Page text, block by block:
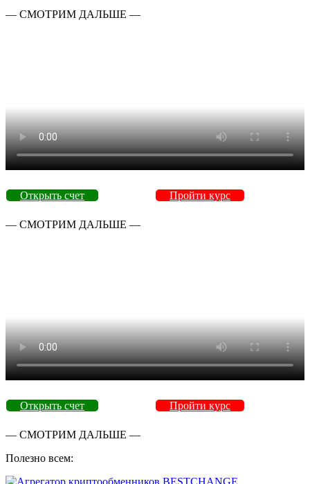
— СМОТРИМ ДАЛЬШЕ —
Открыть счет Пройти курс
— СМОТРИМ ДАЛЬШЕ —
Открыть счет Пройти курс
— СМОТРИМ ДАЛЬШЕ —
Полезно всем: